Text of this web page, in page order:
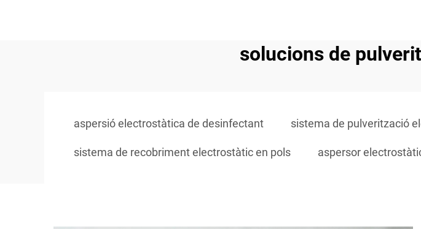
solucions de
aspersió electrostàtica de desinfectant sistema de pulverització
sistema de recobriment electrostàtic en pols aspersor